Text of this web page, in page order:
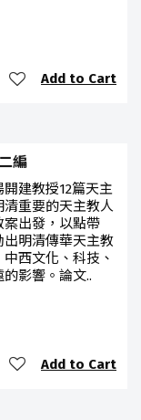
Add to Cart
編
建教授12篇天主
重要的天主教人
出發，以點帶
明清傳華天主教
西文化、科技、
影響。論文..
Add to Cart